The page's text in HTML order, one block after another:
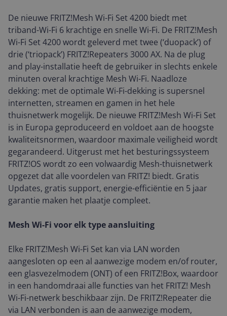
De nieuwe FRITZ!Mesh Wi-Fi Set 4200 biedt met
triband-Wi-Fi 6 krachtige en snelle Wi-Fi. De FRITZ!Mesh
Wi-Fi Set 4200 wordt geleverd met twee (‘duopack’) of
drie (‘triopack’) FRITZ!Repeaters 3000 AX. Na de plug
and play-installatie heeft de gebruiker in slechts enkele
minuten overal krachtige Mesh Wi-Fi. Naadloze
dekking: met de optimale Wi-Fi-dekking is supersnel
internetten, streamen en gamen in het hele
thuisnetwerk mogelijk. De nieuwe FRITZ!Mesh Wi-Fi Set
is in Europa geproduceerd en voldoet aan de hoogste
kwaliteitsnormen, waardoor maximale veiligheid wordt
gegarandeerd. Uitgerust met het besturingssysteem
FRITZ!OS wordt zo een volwaardig Mesh-thuisnetwerk
opgezet dat alle voordelen van FRITZ! biedt. Gratis
Updates, gratis support, energie-efficiëntie en 5 jaar
garantie maken het plaatje compleet.
Mesh Wi-Fi voor elk type aansluiting
Elke FRITZ!Mesh Wi-Fi Set kan via LAN worden
aangesloten op een al aanwezige modem en/of router,
een glasvezelmodem (ONT) of een FRITZ!Box, waardoor
in een handomdraai alle functies van het FRITZ! Mesh
Wi-Fi-netwerk beschikbaar zijn. De FRITZ!Repeater die
via LAN verbonden is aan de aanwezige modem,